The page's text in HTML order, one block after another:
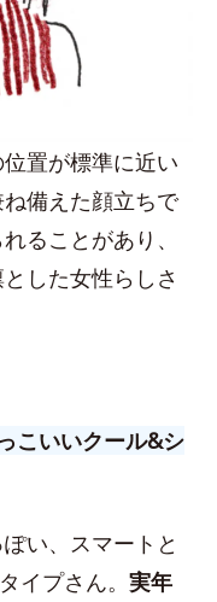
置が標準に近い
備えた顔立ちで
ることがあり、
した女性らしさ
こいいクール&シ
い、スマートと
イプさん。 実年